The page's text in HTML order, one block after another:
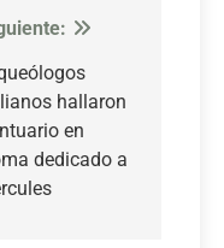
hallaron
en
dedicado a